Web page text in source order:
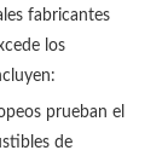
fabricantes
los
prueban el
de